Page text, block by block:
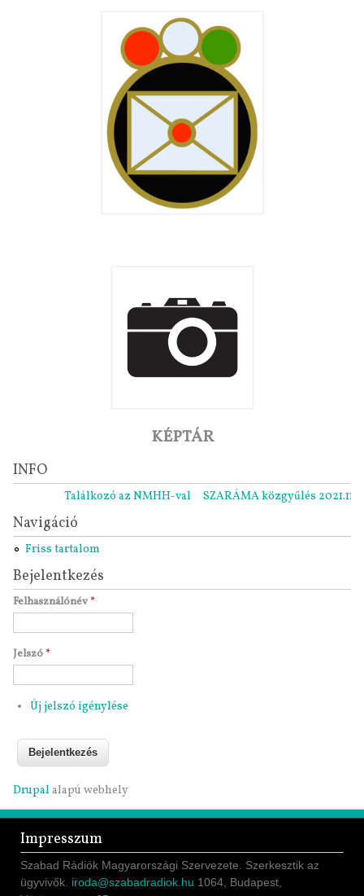
KÉPTÁR
INFO
Találkozó az NMHH-val SZARÁMA közgyűlés 2021.11.05.
Navigáció
Friss tartalom
Bejelentkezés
Felhasználónév *
Jelszó *
Új jelszó igénylése
Drupal alapú webhely
Impresszum
Szabad Rádiók Magyarországi Szervezete. Szerkesztik az
ügyvivők. iroda@szabadradiok.hu 1064, Budapest,